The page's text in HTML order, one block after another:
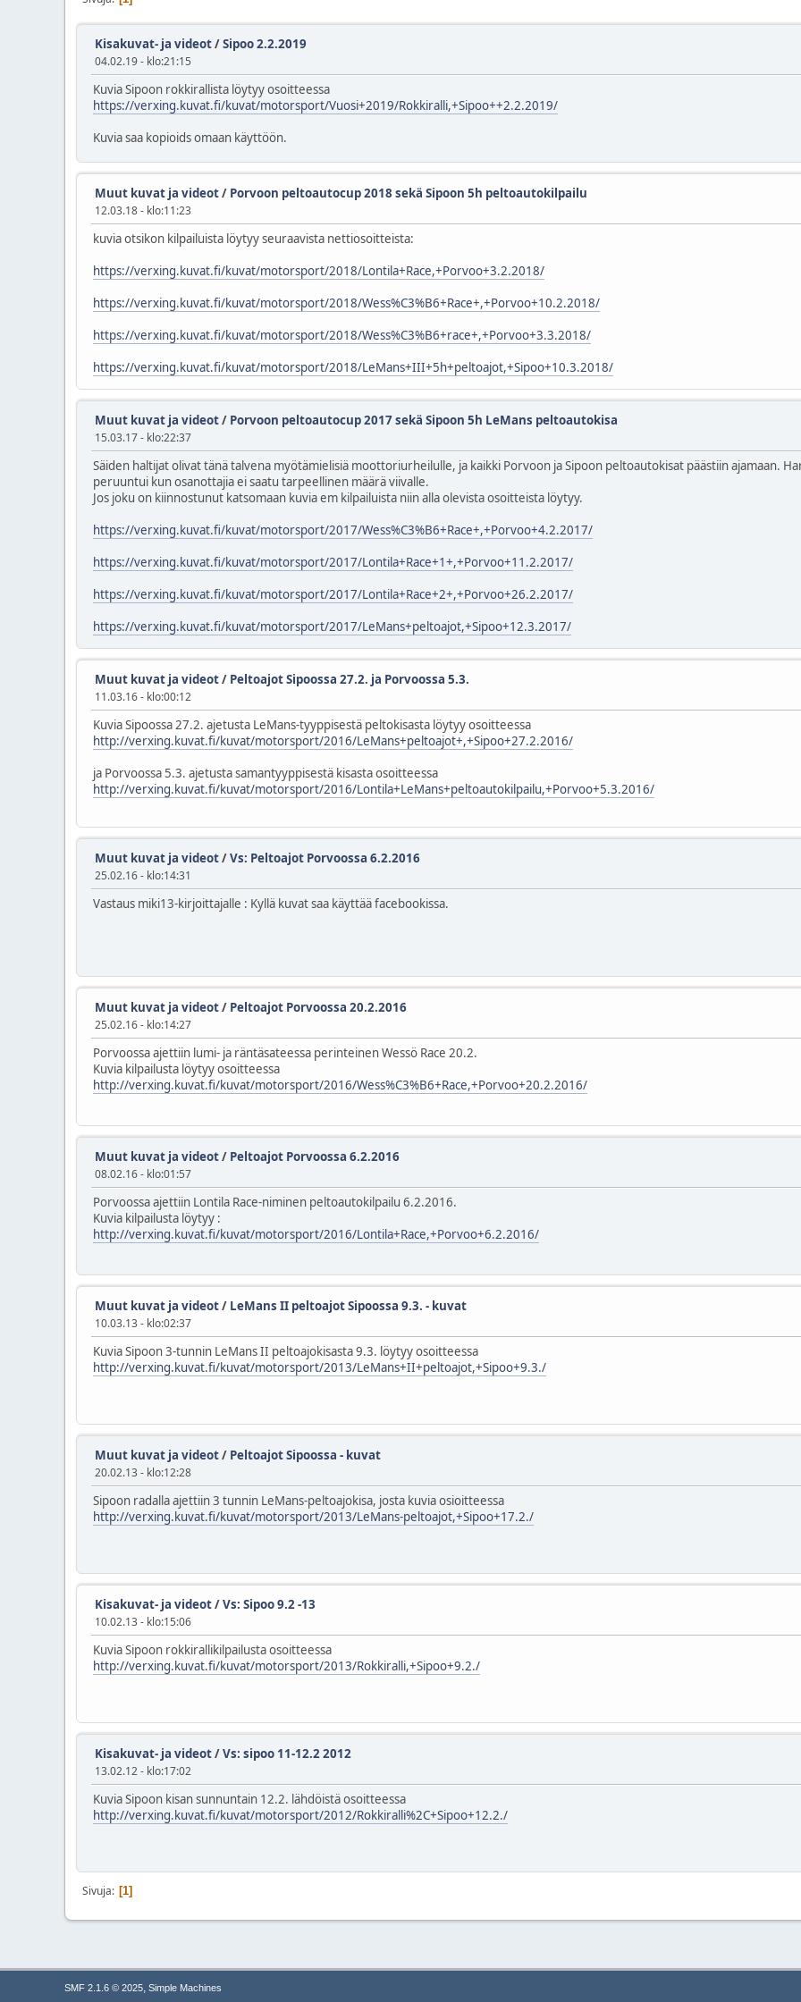
Kisakuvat- ja videot/Sipoo 2.2.2019
04.02.19 - klo:21:15
Kuvia Sipoon rokkirallista löytyy osoitteessa
https://verxing.kuvat.fi/kuvat/motorsport/Vuosi+2019/Rokkiralli,+Sipoo++2.2.2019/
Kuvia saa kopioids omaan käyttöön.
Muut kuvat ja videot/ Porvoon peltoautocup 2018 sekä Sipoon 5h peltoautokilpailu
12.03.18 - klo:11:23
kuvia otsikon kilpailuista löytyy seuraavista nettiosoitteista:
https://verxing.kuvat.fi/kuvat/motorsport/2018/Lontila+Race,+Porvoo+3.2.2018/
https://verxing.kuvat.fi/kuvat/motorsport/2018/Wess%C3%B6+Race+,+Porvoo+10.2.2018/
https://verxing.kuvat.fi/kuvat/motorsport/2018/Wess%C3%B6+race+,+Porvoo+3.3.2018/
https://verxing.kuvat.fi/kuvat/motorsport/2018/LeMans+III+5h+peltoajot,+Sipoo+10.3.2018/
Muut kuvat ja videot/ Porvoon peltoautocup 2017 sekä Sipoon 5h LeMans peltoautokisa
15.03.17 - klo:22:37
Säiden haltijat olivat tänä talvena myötämielisiä moottoriurheilulle, ja kaikki Porvoon ja Sipoon peltoautokisat päästiin ajamaan.
peruuntui kun osanottajia ei saatu tarpeellinen määrä viivalle.
Jos joku on kiinnostunut katsomaan kuvia em kilpailuista niin alla olevista osoitteista löytyy.
https://verxing.kuvat.fi/kuvat/motorsport/2017/Wess%C3%B6+Race+,+Porvoo+4.2.2017/
https://verxing.kuvat.fi/kuvat/motorsport/2017/Lontila+Race+1+,+Porvoo+11.2.2017/
https://verxing.kuvat.fi/kuvat/motorsport/2017/Lontila+Race+2+,+Porvoo+26.2.2017/
https://verxing.kuvat.fi/kuvat/motorsport/2017/LeMans+peltoajot,+Sipoo+12.3.2017/
Muut kuvat ja videot/ Peltoajot Sipoossa 27.2. ja Porvoossa 5.3.
11.03.16 - klo:00:12
Kuvia Sipoossa 27.2. ajetusta LeMans-tyyppisestä peltokisasta löytyy osoitteessa
http://verxing.kuvat.fi/kuvat/motorsport/2016/LeMans+peltoajot+,+Sipoo+27.2.2016/
ja Porvoossa 5.3. ajetusta samantyyppisestä kisasta osoitteessa
http://verxing.kuvat.fi/kuvat/motorsport/2016/Lontila+LeMans+peltoautokilpailu,+Porvoo+5.3.2016/
Muut kuvat ja videot/Vs: Peltoajot Porvoossa 6.2.2016
25.02.16 - klo:14:31
Vastaus miki13-kirjoittajalle : Kyllä kuvat saa käyttää facebookissa.
Muut kuvat ja videot/ Peltoajot Porvoossa 20.2.2016
25.02.16 - klo:14:27
Porvoossa ajettiin lumi- ja räntäsateessa perinteinen Wessö Race 20.2.
Kuvia kilpailusta löytyy osoitteessa
http://verxing.kuvat.fi/kuvat/motorsport/2016/Wess%C3%B6+Race,+Porvoo+20.2.2016/
Muut kuvat ja videot/ Peltoajot Porvoossa 6.2.2016
08.02.16 - klo:01:57
Porvoossa ajettiin Lontila Race-niminen peltoautokilpailu 6.2.2016.
Kuvia kilpailusta löytyy :
http://verxing.kuvat.fi/kuvat/motorsport/2016/Lontila+Race,+Porvoo+6.2.2016/
Muut kuvat ja videot/ LeMans II peltoajot Sipoossa 9.3. - kuvat
10.03.13 - klo:02:37
Kuvia Sipoon 3-tunnin LeMans II peltoajokisasta 9.3. löytyy osoitteessa
http://verxing.kuvat.fi/kuvat/motorsport/2013/LeMans+II+peltoajot,+Sipoo+9.3./
Muut kuvat ja videot/ Peltoajot Sipoossa - kuvat
20.02.13 - klo:12:28
Sipoon radalla ajettiin 3 tunnin LeMans-peltoajokisa, josta kuvia osioitteessa
http://verxing.kuvat.fi/kuvat/motorsport/2013/LeMans-peltoajot,+Sipoo+17.2./
Kisakuvat- ja videot/Vs: Sipoo 9.2 -13
10.02.13 - klo:15:06
Kuvia Sipoon rokkirallikilpailusta osoitteessa
http://verxing.kuvat.fi/kuvat/motorsport/2013/Rokkiralli,+Sipoo+9.2./
Kisakuvat- ja videot/Vs: sipoo 11-12.2 2012
13.02.12 - klo:17:02
Kuvia Sipoon kisan sunnuntain 12.2. lähdöistä osoitteessa
http://verxing.kuvat.fi/kuvat/motorsport/2012/Rokkiralli%2C+Sipoo+12.2./
Sivuja 1
SMF 2.1.6 © 2025, Simple Machines